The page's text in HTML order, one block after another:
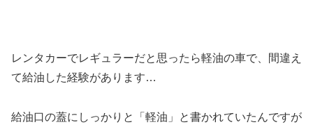
レンタカーでレギュラーだと思ったら軽油の車で、間違え
て給油した経験があります…
給油口の蓋にしっかりと「軽油」と書かれていたんですが